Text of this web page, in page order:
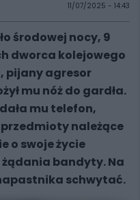
11/07/2025 - 14:43
środowej nocy, 9
dworca kolejowego
pijany agresor
mu nóż do gardła.
mu telefon,
należące
o swoje życie
żądania bandyty. Na
schwytać.